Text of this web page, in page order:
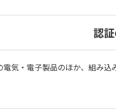
認
気・電子製品のほか、組み込